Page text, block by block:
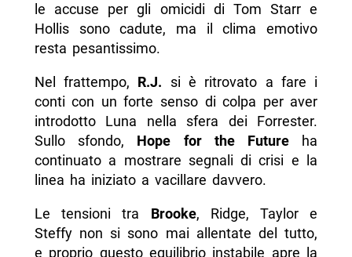
le accuse per gli omicidi di Tom Starr e
Hollis sono cadute, ma il clima emotivo
resta pesantissimo.
Nel frattempo, R.J. si è ritrovato a fare i
conti con un forte senso di colpa per aver
introdotto Luna nella sfera dei Forrester.
Sullo sfondo, Hope for the Futureha
continuato a mostrare segnali di crisi e la
linea ha iniziato a vacillare davvero.
Le tensioni tra Brooke, Ridge, Taylor e
Steffy non si sono mai allentate del tutto,
e proprio questo equilibrio instabile apre la